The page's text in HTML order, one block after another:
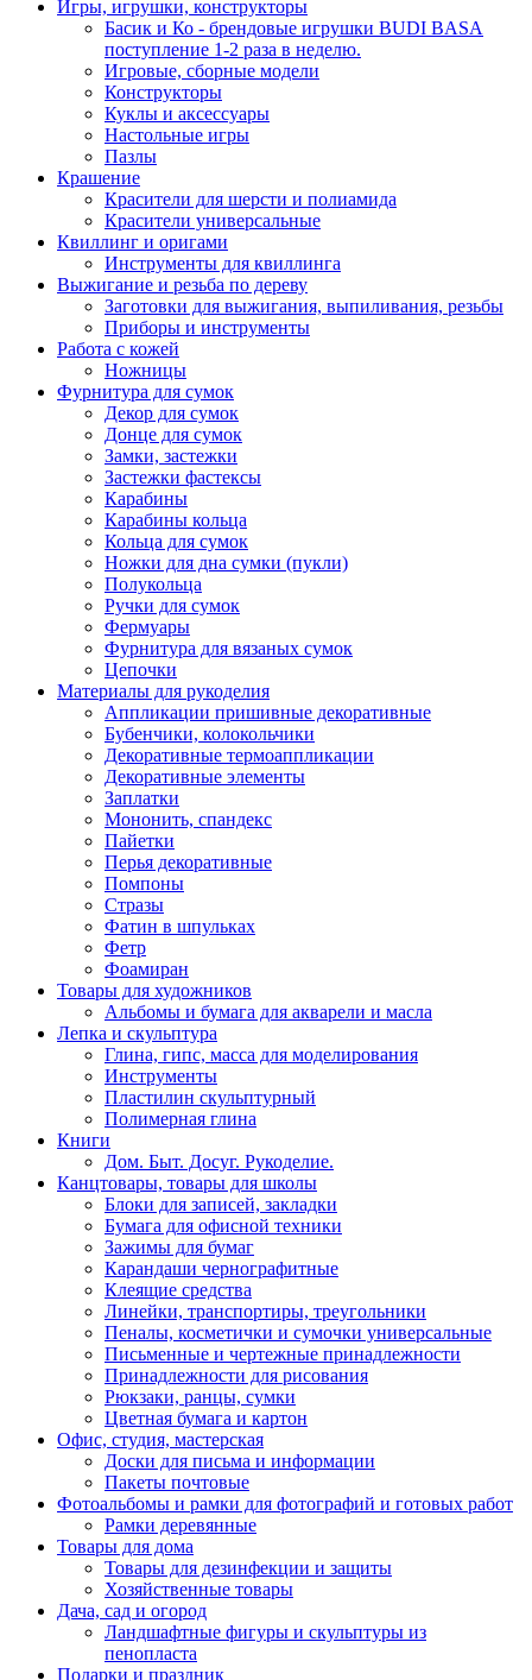
Игры, игрушки, конструкторы
Басик и Ко - брендовые игрушки BUDI BASA
поступление 1-2 раза в неделю.
Игровые, сборные модели
Конструкторы
Куклы и аксессуары
Настольные игры
Пазлы
Крашение
Красители для шерсти и полиамида
Красители универсальные
Квиллинг и оригами
Инструменты для квиллинга
Выжигание и резьба по дереву
Заготовки для выжигания, выпиливания, резьбы
Приборы и инструменты
Работа с кожей
Ножницы
Фурнитура для сумок
Декор для сумок
Донце для сумок
Замки, застежки
Застежки фастексы
Карабины
Карабины кольца
Кольца для сумок
Ножки для дна сумки (пукли)
Полукольца
Ручки для сумок
Фермуары
Фурнитура для вязаных сумок
Цепочки
Материалы для рукоделия
Аппликации пришивные декоративные
Бубенчики, колокольчики
Декоративные термоаппликации
Декоративные элементы
Заплатки
Мононить, спандекс
Пайетки
Перья декоративные
Помпоны
Стразы
Фатин в шпульках
Фетр
Фоамиран
Товары для художников
Альбомы и бумага для акварели и масла
Лепка и скульптура
Глина, гипс, масса для моделирования
Инструменты
Пластилин скульптурный
Полимерная глина
Книги
Дом. Быт. Досуг. Рукоделие.
Канцтовары, товары для школы
Блоки для записей, закладки
Бумага для офисной техники
Зажимы для бумаг
Карандаши чернографитные
Клеящие средства
Линейки, транспортиры, треугольники
Пеналы, косметички и сумочки универсальные
Письменные и чертежные принадлежности
Принадлежности для рисования
Рюкзаки, ранцы, сумки
Цветная бумага и картон
Офис, студия, мастерская
Доски для письма и информации
Пакеты почтовые
Фотоальбомы и рамки для фотографий и готовых работ
Рамки деревянные
Товары для дома
Товары для дезинфекции и защиты
Хозяйственные товары
Дача, сад и огород
Ландшафтные фигуры и скульптуры из
пенопласта
Подарки и праздник